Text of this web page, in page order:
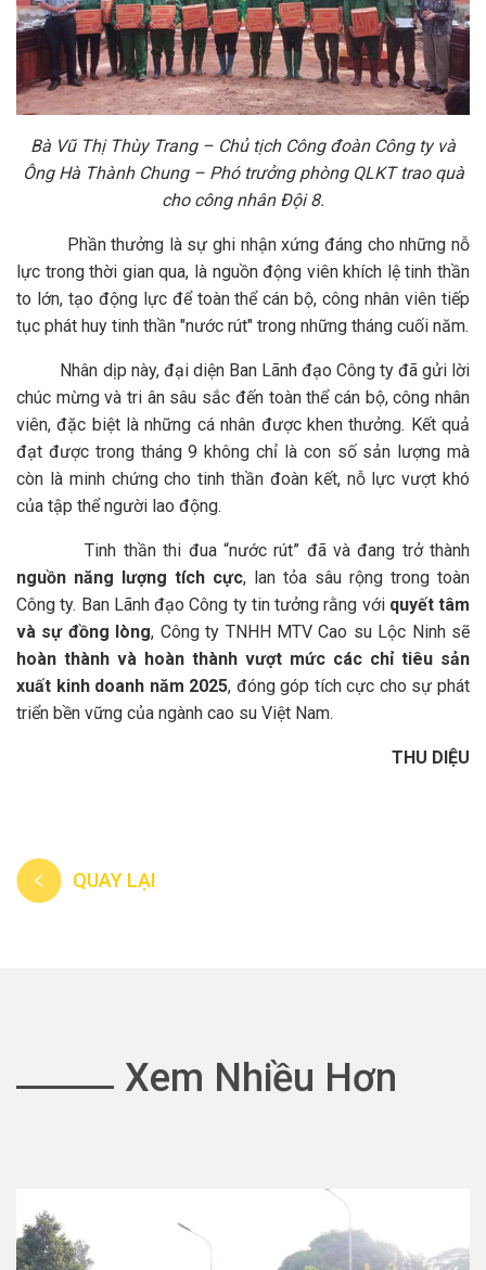
Bà Vũ Thị Thùy Trang – Chủ tịch Công đoàn Công ty và
Ông Hà Thành Chung – Phó trưởng phòng QLKT trao quà
cho công nhân Đội 8.
Phần thưởng là sự ghi nhận xứng đáng cho những nỗ
lực trong thời gian qua, là nguồn động viên khích lệ tinh thần
to lớn, tạo động lực để toàn thể cán bộ, công nhân viên tiếp
tục phát huy tinh thần "nước rút" trong những tháng cuối năm.
Nhân dịp này, đại diện Ban Lãnh đạo Công ty đã gửi lời
chúc mừng và tri ân sâu sắc đến toàn thể cán bộ, công nhân
viên, đặc biệt là những cá nhân được khen thưởng. Kết quả
đạt được trong tháng 9 không chỉ là con số sản lượng mà
còn là minh chứng cho tinh thần đoàn kết, nỗ lực vượt khó
của tập thể người lao động.
Tinh thần thi đua “nước rút” đã và đang trở thành
nguồn năng lượng tích cực, lan tỏa sâu rộng trong toàn
Công ty. Ban Lãnh đạo Công ty tin tưởng rằng với quyết tâm
và sự đồng lòng, Công ty TNHH MTV Cao su Lộc Ninh sẽ
hoàn thành và hoàn thành vượt mức các chỉ tiêu sản
xuất kinh doanh năm 2025, đóng góp tích cực cho sự phát
triển bền vững của ngành cao su Việt Nam.
THU DIỆU
QUAY LẠI
Xem Nhiều Hơn